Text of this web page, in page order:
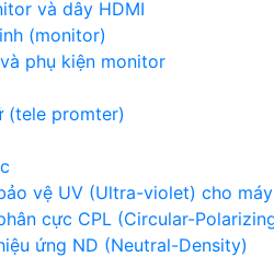
và dây HDMI
(monitor)
phụ kiện monitor
(tele promter)
vệ UV (Ultra-violet) cho
cực CPL (Circular-
ứng ND (Neutral-Density)